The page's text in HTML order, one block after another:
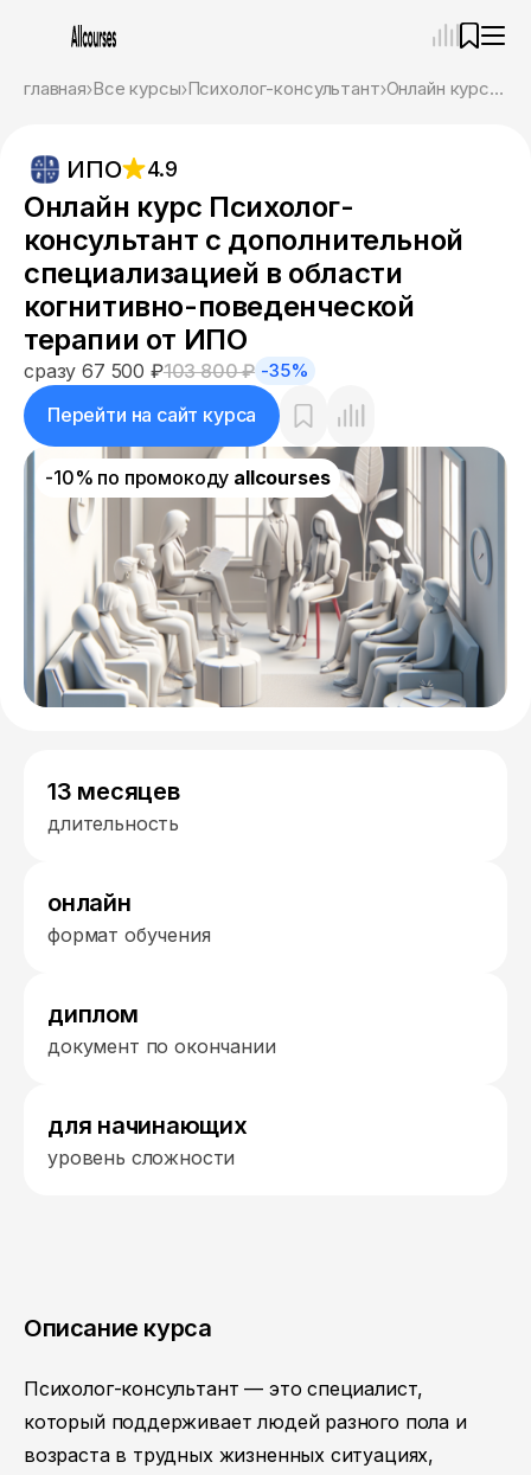
главная Все курсы Психолог-консультант Онлайн курс Психолог-консультант с дополнительной специализацией в области когнитивно-поведенческой терапии от ИПО
ИПО 4.9
Онлайн курс Психолог-
консультант с дополнительной
специализацией в области
когнитивно-поведенческой
терапии от ИПО
сразу 67 500 ₽103 800 ₽ -35%
Перейти на сайт курса
-10% по промокоду allcourses
13 месяцев
длительность
онлайн
формат обучения
диплом
документ по окончании
для начинающих
уровень сложности
Описание курса
Психолог-консультант — это специалист,
который поддерживает людей разного пола и
возраста в трудных жизненных ситуациях,
Привет! Я Ваш карьерный навигатор. Подберу
курсы, которые соответствует именно вашим
целям.
Пожалуйста, ответьте на несколько вопросов,
чтобы начать.
Приступим?